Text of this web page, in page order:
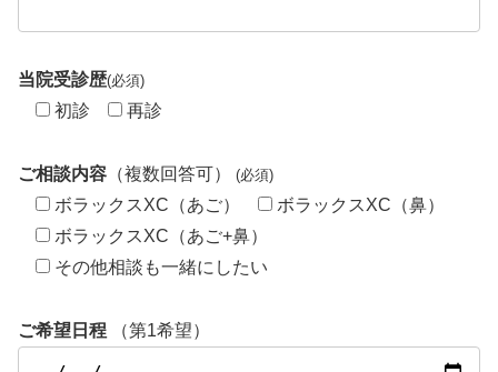
当院受診歴(必須)
初診 再診
ご相談内容 （複数回答可） (必須)
ボラックスXC（あご）
ボラックスXC（鼻）
ボラックスXC（あご+鼻）
その他相談も一緒にしたい
ご希望日程 （第1希望）